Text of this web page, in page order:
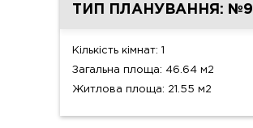
ТИП ПЛАНУВАННЯ: №9
Кількість кімнат: 1
Загальна площа: 46.64 м2
Житлова площа: 21.55 м2